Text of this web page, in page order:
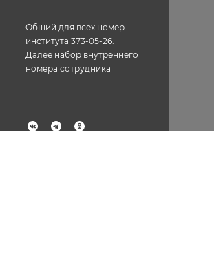
Общий для всех номер
института 373-05-26.
Далее набор внутреннего
номера сотрудника